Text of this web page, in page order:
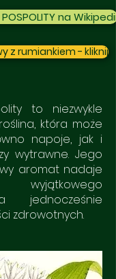
POSPOLITY na Wikipedii
z rumiankiem - kliknij
to niezwykle
która może
napoje, jak i
wytrawne. Jego
aromat nadaje
jednocześnie
zdrowotnych.